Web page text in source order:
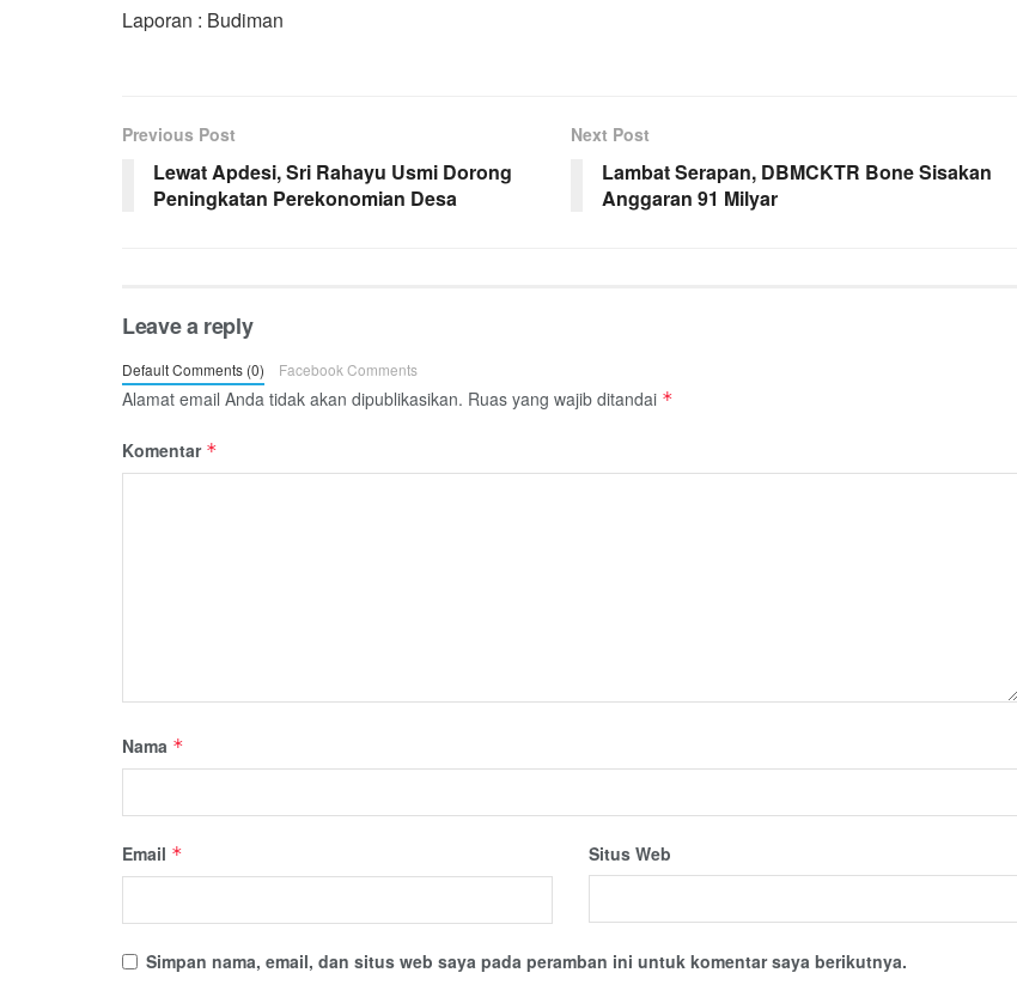
Laporan : Budiman
Previous Post
Lewat Apdesi, Sri Rahayu Usmi Dorong
Peningkatan Perekonomian Desa
Next Post
Lambat Serapan, DBMCKTR Bone Sisakan
Anggaran 91 Milyar
Leave a reply
Default Comments (0) Facebook Comments
Alamat email Anda tidak akan dipublikasikan. Ruas yang wajib ditandai *
Komentar *
Nama *
Email * Situs Web
Simpan nama, email, dan situs web saya pada peramban ini untuk komentar saya berikutnya.